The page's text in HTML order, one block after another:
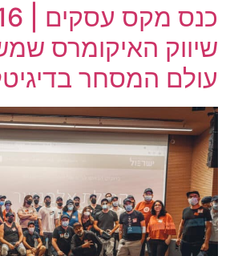
שיווק האיקומרס
עולם המסחר